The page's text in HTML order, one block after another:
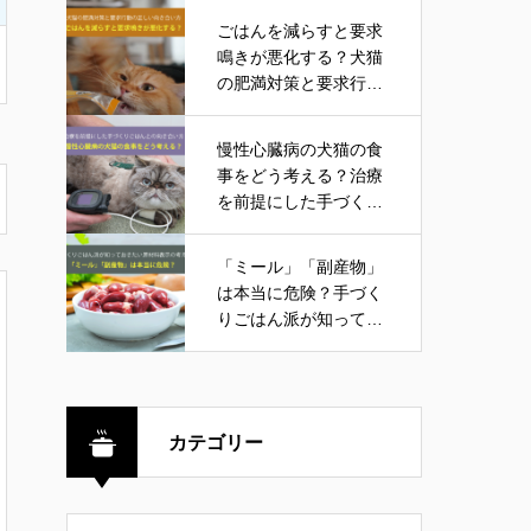
ごはんを減らすと要求
鳴きが悪化する？犬猫
の肥満対策と要求行動
慢性心臓病の犬猫の食
事をどう考える？治療
を前提にした手づくり
「ミール」「副産物」
は本当に危険？手づく
りごはん派が知ってお
カテゴリー